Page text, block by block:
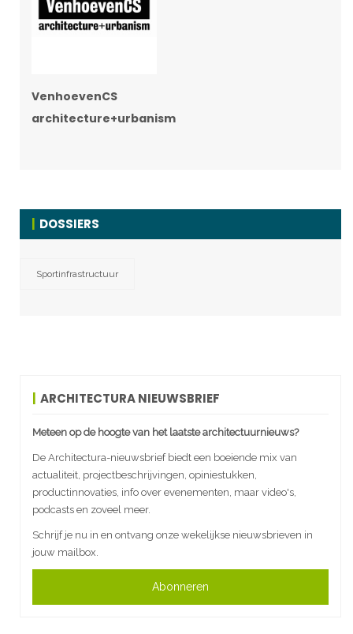
VenhoevenCS
architecture+urbanism
DOSSIERS
Sportinfrastructuur
ARCHITECTURA NIEUWSBRIEF
Meteen op de hoogte van het laatste architectuurnieuws?
De Architectura-nieuwsbrief biedt een boeiende mix van
actualiteit, projectbeschrijvingen, opiniestukken,
productinnovaties, info over evenementen, maar video's,
podcasts en zoveel meer.
Schrijf je nu in en ontvang onze wekelijkse nieuwsbrieven in
jouw mailbox.
Abonneren